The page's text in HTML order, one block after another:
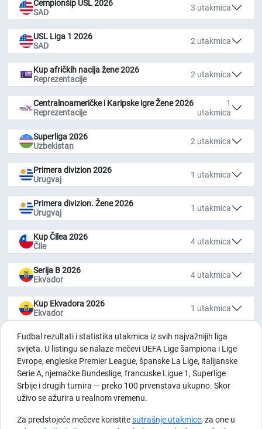
Čempionšip USL 2026
SAD
3 utakmica
USL Liga 1 2026
SAD
2 utakmica
Kup afričkih nacija žene 2026
Reprezentacije
2 utakmica
Centralnoameričke i Karipske igre Žene 2026
Reprezentacije
1
utakmica
Superliga 2026
Uzbekistan
2 utakmica
Primera divizion 2026
Urugvaj
1 utakmica
Primera divizion. Žene 2026
Urugvaj
1 utakmica
Kup Čilea 2026
Čile
4 utakmica
Serija B 2026
Ekvador
4 utakmica
Kup Ekvadora 2026
Ekvador
1 utakmica
Fudbal rezultati i statistika utakmica iz svih najvažnijih liga
svijeta. U listingu se nalaze mečevi UEFA Lige šampiona i Lige
Evrope, engleske Premier League, španske La Lige, italijanske
Serie A, njemačke Bundeslige, francuske Ligue 1, Superlige
Srbije i drugih turnira — preko 100 prvenstava ukupno. Skor
uživo se ažurira u realnom vremenu.
Za predstojeće mečeve koristitesutrašnje utakmice, za one u